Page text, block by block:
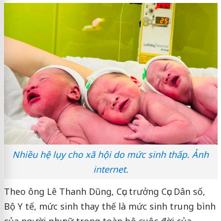
Nhiều hệ lụy cho xã hội do mức sinh thấp. Ảnh
internet.
Theo ông Lê Thanh Dũng, Cục trưởng Cục Dân số,
Bộ Y tế, mức sinh thay thế là mức sinh trung bình